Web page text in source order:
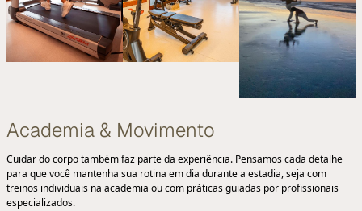
Academia & Movimento
Cuidar do corpo também faz parte da experiência. Pensamos cada detalhe
para que você mantenha sua rotina em dia durante a estadia, seja com
treinos individuais na academia ou com práticas guiadas por profissionais
especializados.